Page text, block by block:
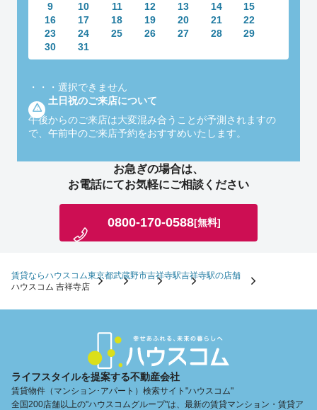
9
10 11 12 13 14
15
16
17 18 19 20 21
22
23
24 25 26 27 28
29
30
31
・・・ 選択できません
土日祝のご来店について
午後からのご来店は大変混み合うことが予測されますの
で、午前中のご来店予約をおすすめいたします。
お急ぎの場合は、
お電話にてお気軽にご相談ください
0800-170-0588[無料]
賃貸ならハウスコム東京都武蔵野市吉祥寺駅吉祥寺駅の店舗
ハウスコム 吉祥寺店
ライフスタイルを提案する不動産会社
賃貸物件（マンション･アパート）検索サイト"ハウスコム"
全国200店舗以上の"ハウスコムグループ"は、最新の賃貸マンション・賃貸ア